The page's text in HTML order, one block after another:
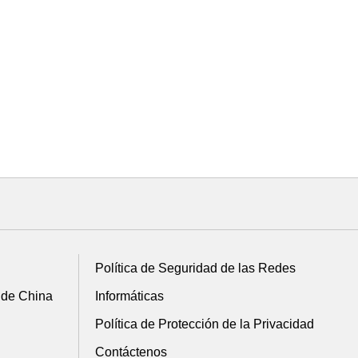
China
Política de Seguridad de las Redes
Informáticas
Política de Protección de la Privacidad
Contáctenos